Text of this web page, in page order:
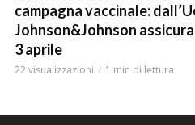
campagna vaccinale:
Johnson&Johnson
3 aprile
22 visualizzazioni 1 min di lettura